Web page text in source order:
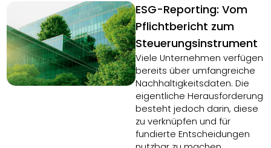
ESG-Reporting: Vom
Pflichtbericht zum
Steuerungsinstrument
Viele Unternehmen verfügen
bereits über umfangreiche
Nachhaltigkeitsdaten. Die
eigentliche Herausforderung
besteht jedoch darin, diese
zu verknüpfen und für
fundierte Entscheidungen